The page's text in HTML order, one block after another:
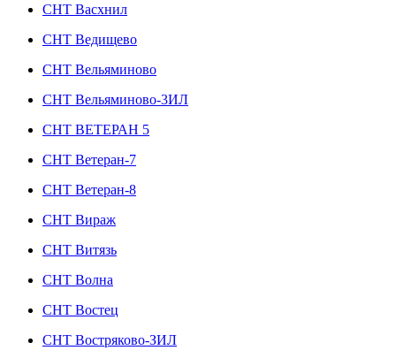
СНТ Васхнил
СНТ Ведищево
СНТ Вельяминово
СНТ Вельяминово-3ИЛ
СНТ ВЕТЕРАН 5
СНТ Ветеран-7
СНТ Ветеран-8
СНТ Вираж
СНТ Витязь
СНТ Волна
СНТ Востец
СНТ Востряково-ЗИЛ